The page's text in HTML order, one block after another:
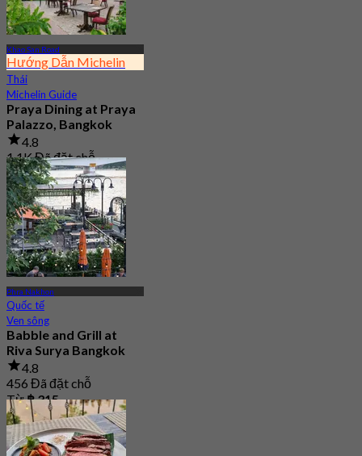
Khao San Road
Hướng Dẫn Michelin
Thái
Michelin Guide
Praya Dining at Praya
Palazzo, Bangkok
4.8
1.1K Đã đặt chỗ
Từ฿ 440
Phra Nakhon
Quốc tế
Ven sông
Babble and Grill at
Riva Surya Bangkok
4.8
456 Đã đặt chỗ
Từ฿ 315